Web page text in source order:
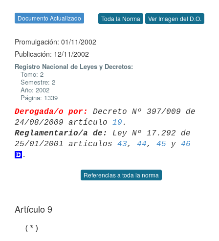
Documento Actualizado Toda la Norma Ver Imagen del D.O.
Promulgación: 01/11/2002
Publicación: 12/11/2002
Registro Nacional de Leyes y Decretos:
Tomo: 2
Semestre: 2
Año: 2002
Página: 1339
Derogada/o por:
Decreto Nº 397/009 de
24/08/2009 artículo 19
Reglamentario/a de:
Ley Nº 17.292 de
25/01/2001 artículos 43, 44, 45 y 46
Referencias a toda la norma
Artículo 9
  (*)